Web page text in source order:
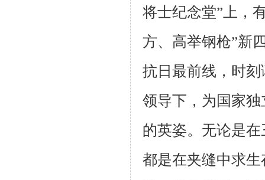
将士纪念堂”上，
方、高举钢枪”新
抗日最前线，时
领导下，为国家
的英姿。无论是
都是在夹缝中求